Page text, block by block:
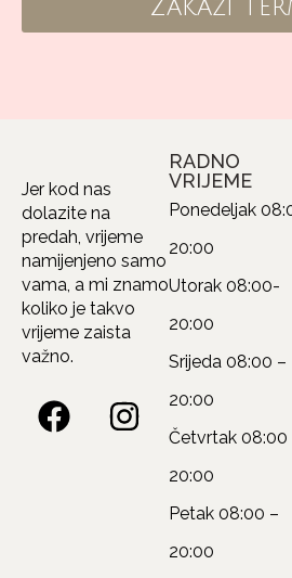
Zakaži
Jer kod nas
dolazite na
predah, vrijeme
namijenjeno samo
vama, a mi znamo
koliko je takvo
vrijeme zaista
važno.
RADNO
VRIJEME
Ponedeljak
20:00
Utorak 08:00-
20:00
Srijeda 08:00 –
20:00
Četvrtak 08:00
20:00
Petak 08:00 –
20:00